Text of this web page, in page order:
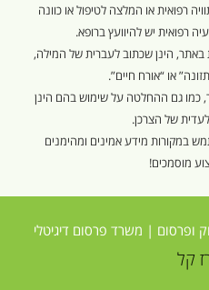
רפואית או המלצה לטיפול או כוונה
רפואית יש להיוועץ ברופא.
באתר, הינן שכתוב לעברית של המילה,
גם ההחלטה על שימוש בהם הינן
של הצרכן.
במקורות מידע אמינים ומהימנים
מוסמכים!
ופרסום | משרד פרסום דיגיטלי
קל